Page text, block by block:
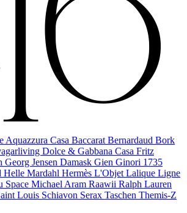
Aquazzura Casa Baccarat Bernardaud Bork
Dolce & Gabbana Casa Fritz
Georg Jensen Damask Gien Ginori 1735
Helle Mardahl Hermès L'Objet Lalique Ligne
Space Michael Aram Raawii Ralph Lauren
Louis Schiavon Serax Taschen Themis-Z